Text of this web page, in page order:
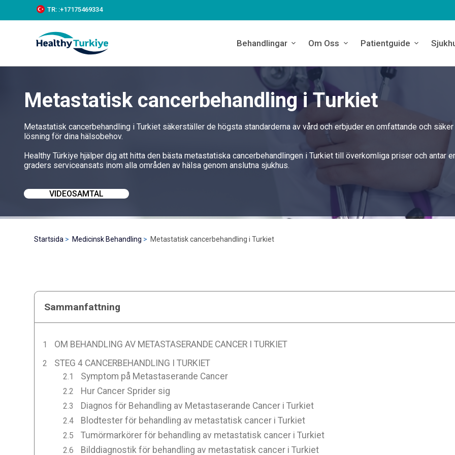
k
c
TR: :+‪17175469334‬
Behandlingar Om Oss Patientguide
Metastatisk cancerbehandling i Turkiet
Metastatisk cancerbehandling i Turkiet säkerställer de högsta standarderna av vård och erbjuder en omfattande och säker
lösning för dina hälsobehov.
Healthy Türkiye hjälper dig att hitta den bästa metastatiska cancerbehandlingen i Turkiet till överkomliga priser och antar
graders serviceansats inom alla områden av hälsa genom anslutna sjukhus.
VIDEOSAMTAL
Startsida Medicinsk Behandling Metastatisk cancerbehandling i Turkiet
Sammanfattning
OM BEHANDLING AV METASTASERANDE CANCER I TURKIET
STEG 4 CANCERBEHANDLING I TURKIET
Symptom på Metastaserande Cancer
Hur Cancer Sprider sig
Diagnos för Behandling av Metastaserande Cancer i Turkiet
Blodtester för behandling av metastatisk cancer i Turkiet
Tumörmarkörer för behandling av metastatisk cancer i Turkiet
Bilddiagnostik för behandling av metastatisk cancer i Turkiet